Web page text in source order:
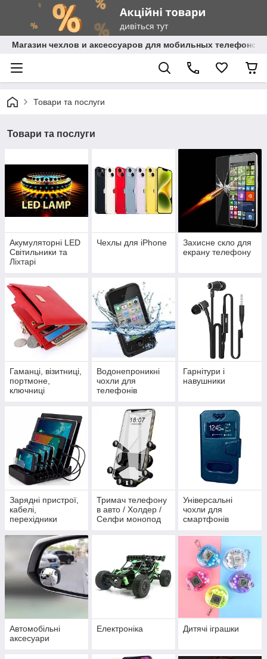
Магазин чехлов и аксессуаров для мобильных телефонов
Товари та послуги
Товари та послуги
Акумуляторні LED
Світильники та
Ліхтарі
Чехлы для iPhone
Захисне скло для
екрану телефону
Гаманці, візитниці,
портмоне,
ключниці
Водонепроникні
чохли для
телефонів
Гарнітури і
навушники
Зарядні пристрої,
кабелі,
перехідники
Тримач телефону
в авто / Холдер /
Селфи монопод
Універсальні
чохли для
смартфонів
Автомобільні
аксесуари
Електроніка Дитячі іграшки